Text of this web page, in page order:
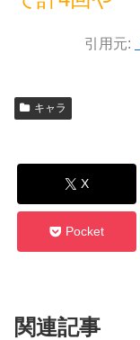
引用元:
キャラ
X
Pocket
関連記事